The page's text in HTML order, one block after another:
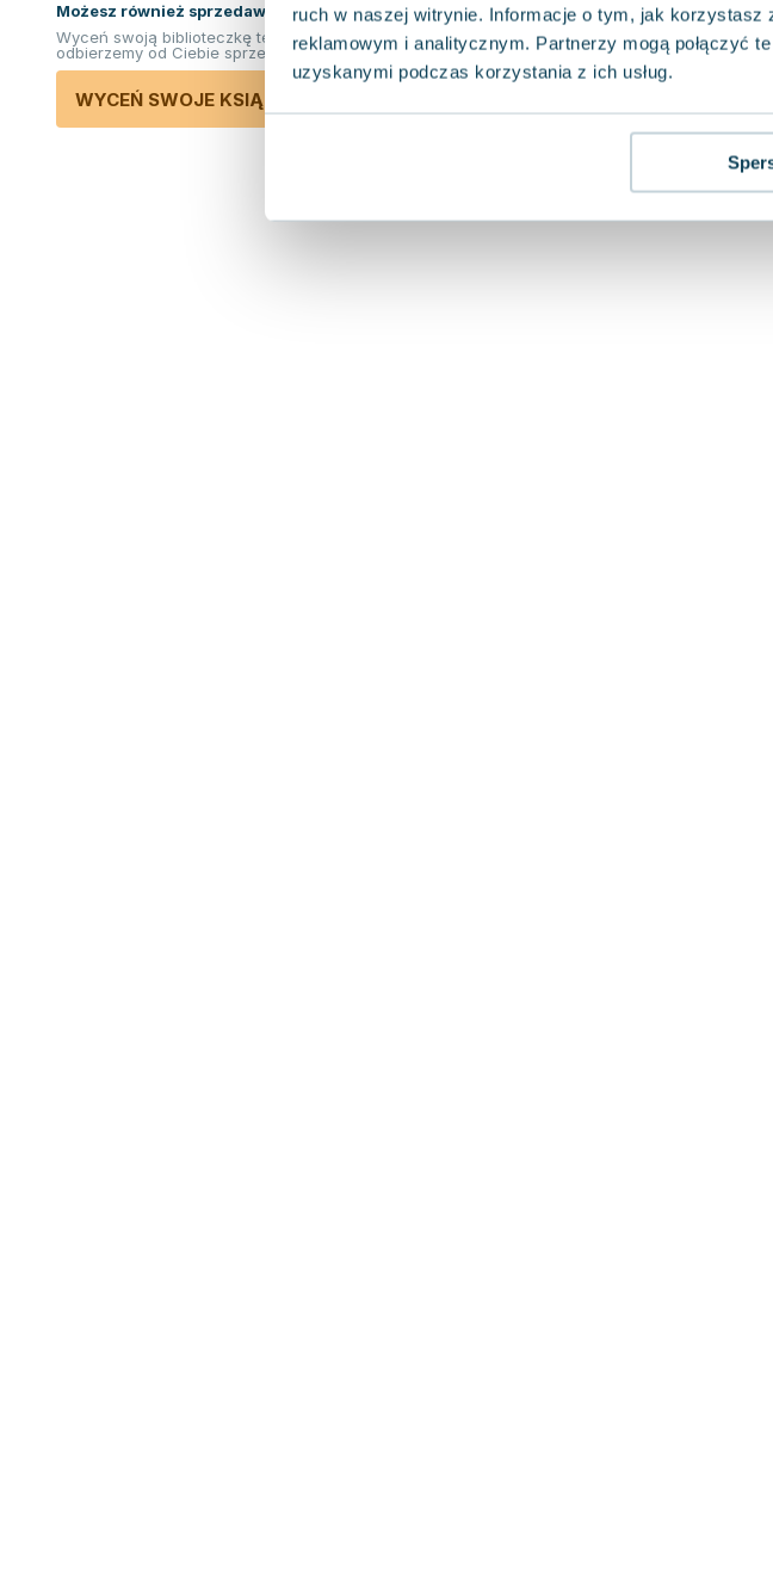
ruch w naszej witrynie. Informacje o tym, jak korzystasz
reklamowym i analitycznym. Partnerzy mogą połączyć
uzyskanymi podczas korzystania z ich usług.
Możesz również sprzedawać ksiązki!
Wyceń swoją biblioteczkę teraz. Odkupimy i
odbierzemy od Ciebie sprzedane książki.
WYCEŃ SWOJE KSIĄŻKI